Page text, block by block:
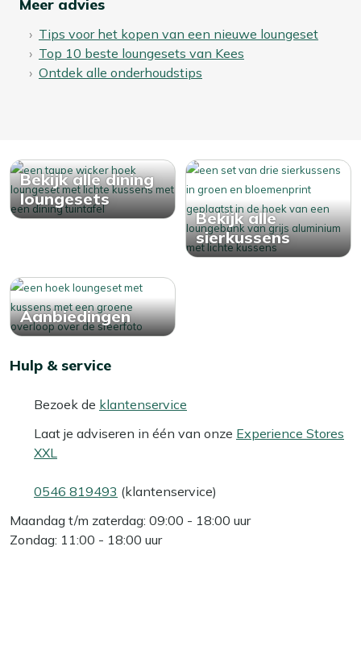
Meer advies
Tips voor het kopen van een nieuwe loungeset
Top 10 beste loungesets van Kees
Ontdek alle onderhoudstips
Bekijk alle dining
loungesets
Bekijk alle
sierkussens
Aanbiedingen
Hulp & service
Bezoek de klantenservice
Laat je adviseren in één van onze Experience Stores
XXL
0546 819493 (klantenservice)
Maandag t/m zaterdag: 09:00 - 18:00 uur
Zondag: 11:00 - 18:00 uur